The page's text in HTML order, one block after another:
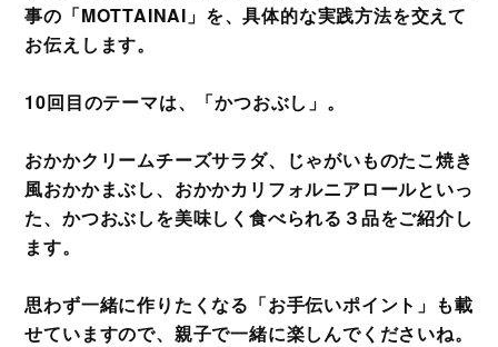
事の「MOTTAINAI」を、具体的な実践方法を交えて
お伝えします。
10回目のテーマは、「かつおぶし」。
おかかクリームチーズサラダ、じゃがいものたこ焼き
風おかかまぶし、おかかカリフォルニアロールといっ
た、かつおぶしを美味しく食べられる３品をご紹介し
ます。
思わず一緒に作りたくなる「お手伝いポイント」も載
せていますので、親子で一緒に楽しんでくださいね。